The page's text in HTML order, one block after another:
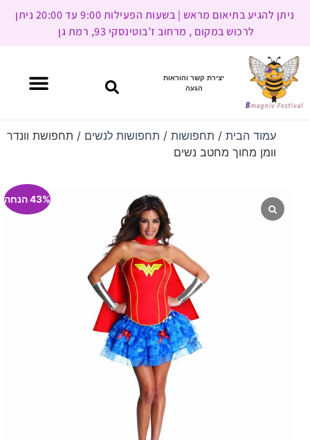
ניתן להגיע בתיאום מראש | בשעות הפעילות 9:00 עד 20:00 ניתן
לרכוש במקום , מרחוב ז’בוטינסקי 93, רמת גן
יצירת קשר והוראות
הגעה
עמוד הבית/ תחפושות/ תחפושות לנשים / תחפושת וונדר
וומן מחוך מחטב נשים
43% הנחה